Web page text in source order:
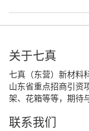
关于七真
七真（东营）新材料
山东省重点招商引资
架、花箱等等，期待
联系我们